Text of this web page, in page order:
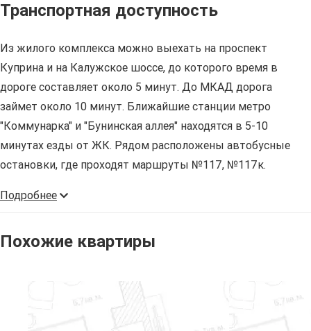
Транспортная доступность
Из жилого комплекса можно выехать на проспект
Куприна и на Калужское шоссе, до которого время в
дороге составляет около 5 минут. До МКАД дорога
займет около 10 минут. Ближайшие станции метро
"Коммунарка" и "Бунинская аллея" находятся в 5-10
минутах езды от ЖК. Рядом расположены автобусные
остановки, где проходят маршруты №117, №117к.
Подробнее
Похожие квартиры